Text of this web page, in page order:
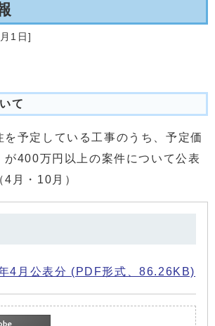
1日]
て
予定している工事のうち、予定価
が400万円以上の案件について公表
4月・10月）
4月公表分 (PDF形式、86.26KB)